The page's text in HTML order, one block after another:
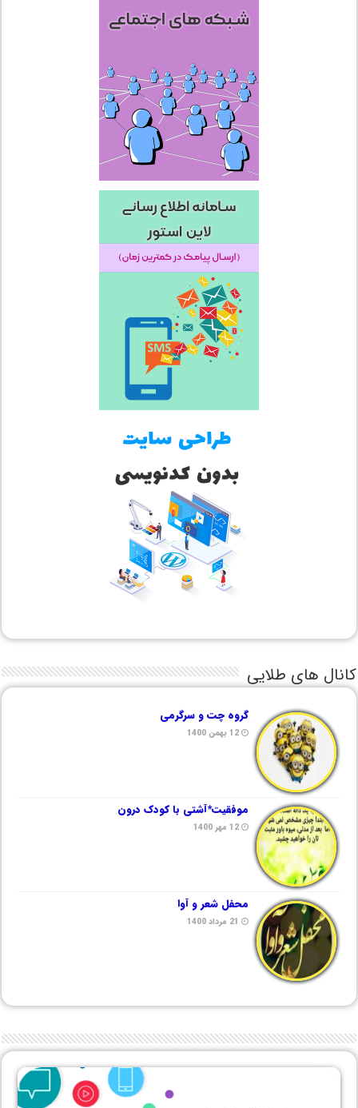
کانال های طلایی
گروه چت و سرگرمی
12 بهمن 1400
موفقیت*آشتی با کودک درون
12 مهر 1400
محفل شعر و آوا
21 مرداد 1400